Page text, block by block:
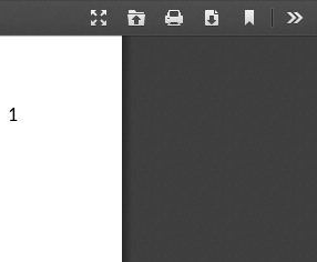
Presentation
Open Print Download
Current
1